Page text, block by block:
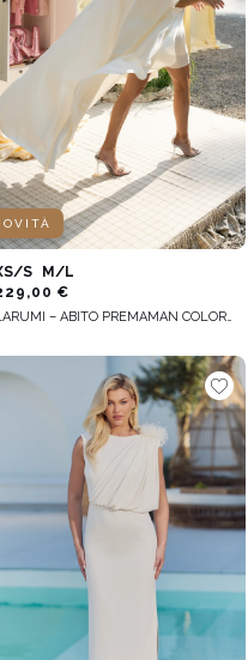
S
M/L
€
LARUMI – ABITO PREMAMAN COLOR ECRU CON TAGLIO A MANTELLA